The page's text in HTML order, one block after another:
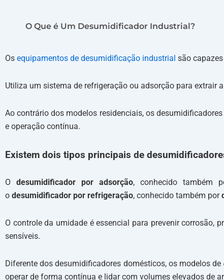
O Que é Um Desumidificador Industrial?
Os equipamentos de desumidificação industrial são
Utiliza um sistema de refrigeração ou adsorção para extrair
Ao contrário dos modelos residenciais, os
e operação contínua.
Existem dois tipos principais de
O desumidificador por adsorção, conhecido também
o desumidificador por refrigeração, conhecido também por
O controle da umidade é essencial para prevenir corrosão,
sensíveis.
Diferente dos desumidificadores domésticos, os modelos de
operar de forma contínua e lidar com volumes elevados de